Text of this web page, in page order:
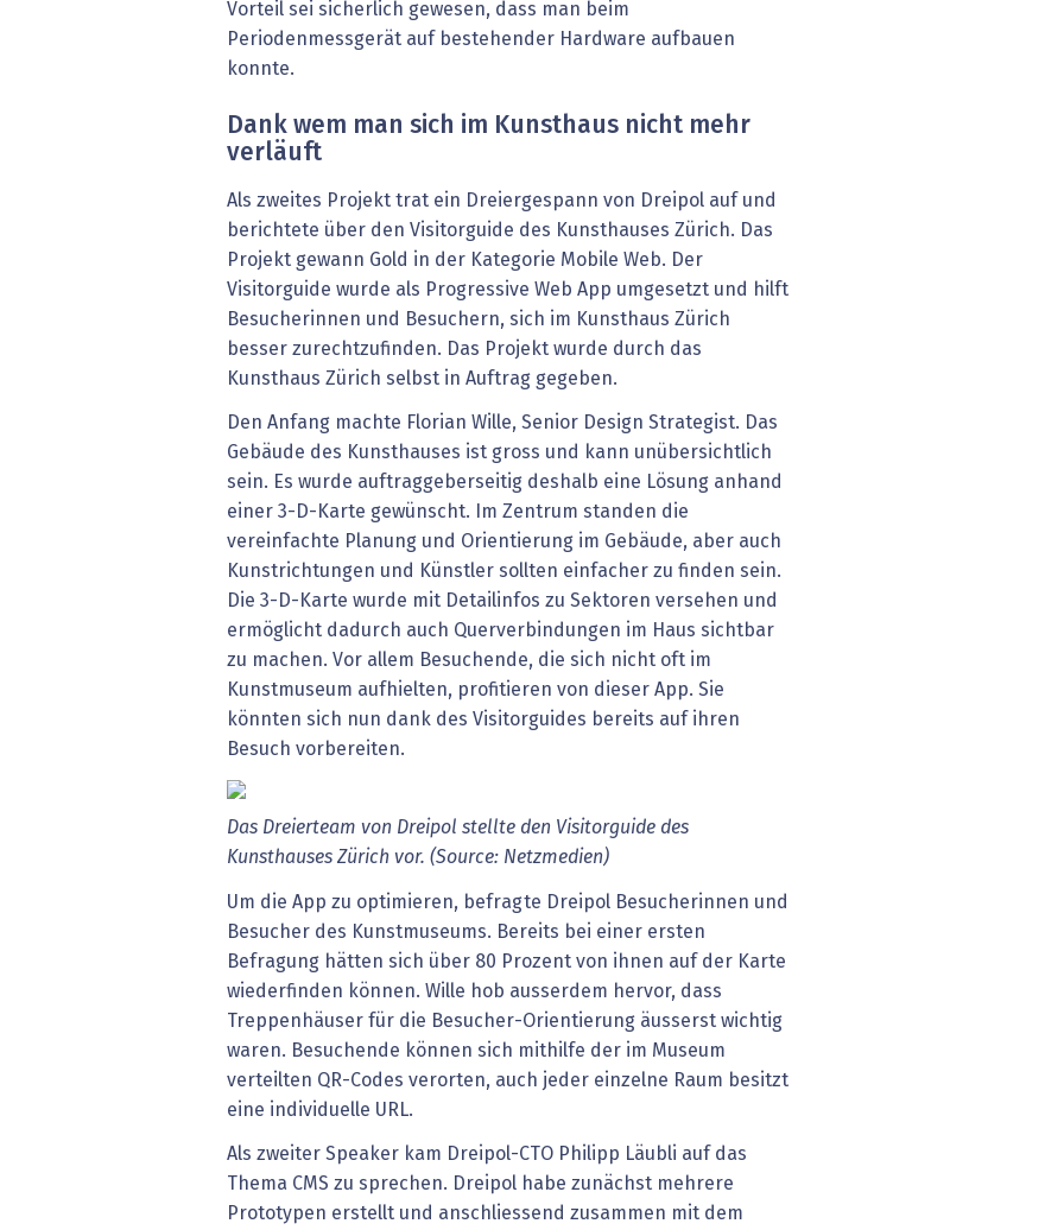
Vorteil sei sicherlich gewesen, dass man beim
Periodenmessgerät auf bestehender Hardware aufbauen
konnte.
Dank wem man sich im Kunsthaus nicht mehr
verläuft
Als zweites Projekt trat ein Dreiergespann von Dreipol auf und
berichtete über den Visitorguide des Kunsthauses Zürich. Das
Projekt gewann Gold in der Kategorie Mobile Web. Der
Visitorguide wurde als Progressive Web App umgesetzt und hilft
Besucherinnen und Besuchern, sich im Kunsthaus Zürich
besser zurechtzufinden. Das Projekt wurde durch das
Kunsthaus Zürich selbst in Auftrag gegeben.
Den Anfang machte Florian Wille, Senior Design Strategist. Das
Gebäude des Kunsthauses ist gross und kann unübersichtlich
sein. Es wurde auftraggeberseitig deshalb eine Lösung anhand
einer 3-D-Karte gewünscht. Im Zentrum standen die
vereinfachte Planung und Orientierung im Gebäude, aber auch
Kunstrichtungen und Künstler sollten einfacher zu finden sein.
Die 3-D-Karte wurde mit Detailinfos zu Sektoren versehen und
ermöglicht dadurch auch Querverbindungen im Haus sichtbar
zu machen. Vor allem Besuchende, die sich nicht oft im
Kunstmuseum aufhielten, profitieren von dieser App. Sie
könnten sich nun dank des Visitorguides bereits auf ihren
Besuch vorbereiten.
Das Dreierteam von Dreipol stellte den Visitorguide des
Kunsthauses Zürich vor. (Source: Netzmedien)
Um die App zu optimieren, befragte Dreipol Besucherinnen und
Besucher des Kunstmuseums. Bereits bei einer ersten
Befragung hätten sich über 80 Prozent von ihnen auf der Karte
wiederfinden können. Wille hob ausserdem hervor, dass
Treppenhäuser für die Besucher-Orientierung äusserst wichtig
waren. Besuchende können sich mithilfe der im Museum
verteilten QR-Codes verorten, auch jeder einzelne Raum besitzt
eine individuelle URL.
Als zweiter Speaker kam Dreipol-CTO Philipp Läubli auf das
Thema CMS zu sprechen. Dreipol habe zunächst mehrere
Prototypen erstellt und anschliessend zusammen mit dem